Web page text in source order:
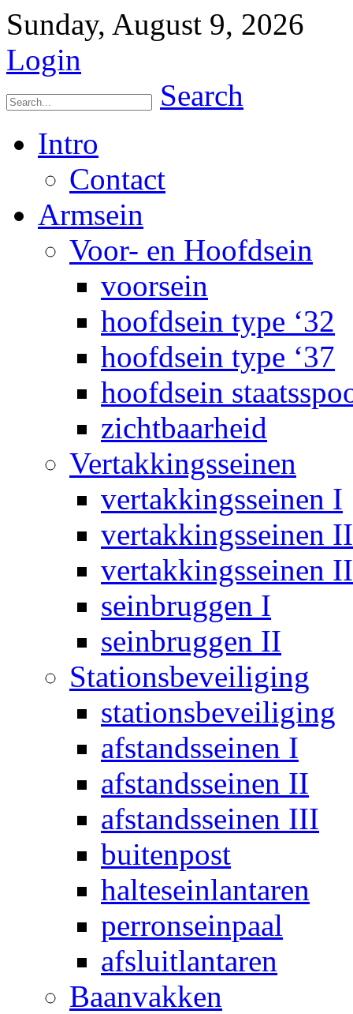
Sunday, August 9, 2026
Login
Search
Intro
Contact
Armsein
Voor- en Hoofdsein
voorsein
hoofdsein type ‘32
hoofdsein type ‘37
hoofdsein
zichtbaarheid
Vertakkingsseinen
vertakkingsseinen I
vertakkingsseinen II
vertakkingsseinen
seinbruggen I
seinbruggen II
Stationsbeveiliging
stationsbeveiliging
afstandsseinen I
afstandsseinen II
afstandsseinen III
buitenpost
halteseinlantaren
perronseinpaal
afsluitlantaren
Baanvakken